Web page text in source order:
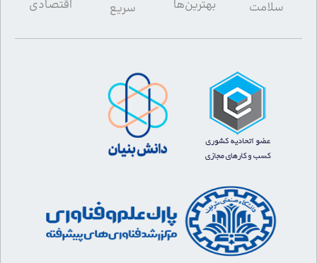
سلامت
بهترین‌ها
سریع
اقتصادی